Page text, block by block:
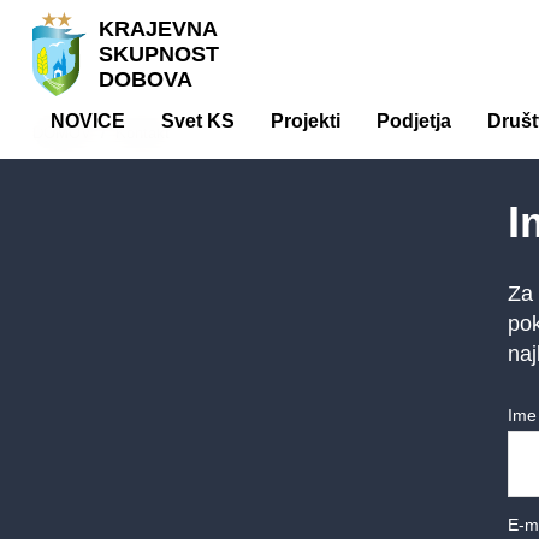
KRAJEVNA
SKUPNOST
DOBOVA
NOVICE Svet KS Projekti Podjetja
DOMOV /Kontakt
Za
E-